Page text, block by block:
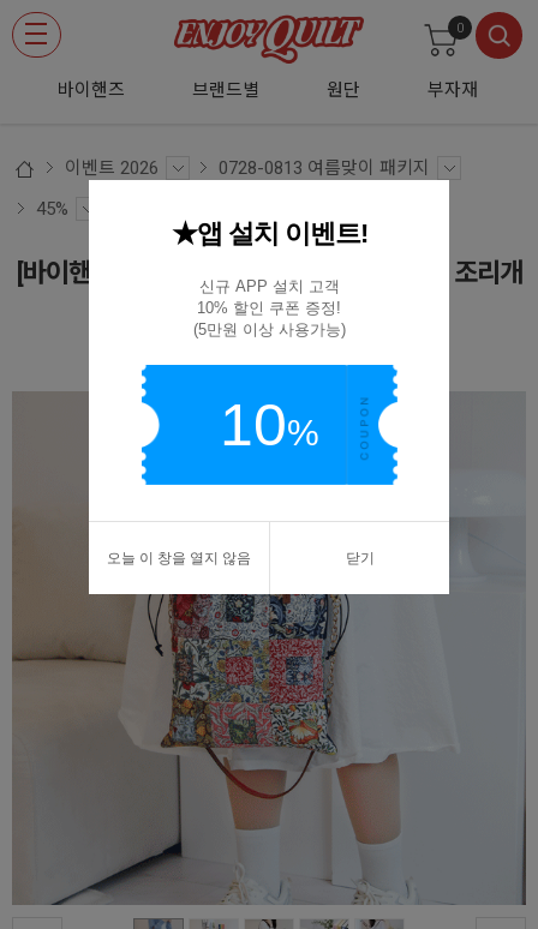
바이핸즈 브랜드별 원단 부자재
0
이벤트 2026
0728-0813 여름맞이 패키지
45%
[바이핸즈] 퀼트패키지 가방 - 스크랩 플라워 조리개
가방
★앱 설치 이벤트!
신규 APP 설치 고객
10% 할인 쿠폰 증정!
(5만원 이상 사용가능)
10%
오늘 이 창을 열지 않음 닫기